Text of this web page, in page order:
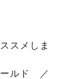
スメしま
ールド ／